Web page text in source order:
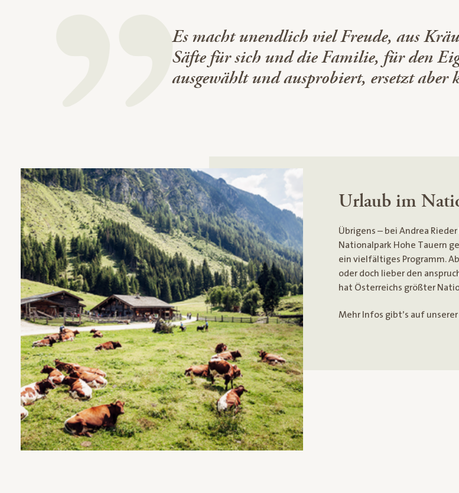
Es macht unendlich viel Freude, aus
Säfte für sich und die Familie, für den
ausgewählt und ausprobiert, ersetzt aber
Urlaub im
Übrigens – bei Andrea
Nationalpark Hohe Tauern
ein vielfältiges Programm.
oder doch lieber den
hat Österreichs größter
Mehr Infos gibt’s auf unserer